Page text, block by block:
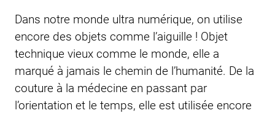
Dans notre monde ultra numérique, on utilise
encore des objets comme l’aiguille ! Objet
technique vieux comme le monde, elle a
marqué à jamais le chemin de l’humanité. De la
couture à la médecine en passant par
l’orientation et le temps, elle est utilisée encore